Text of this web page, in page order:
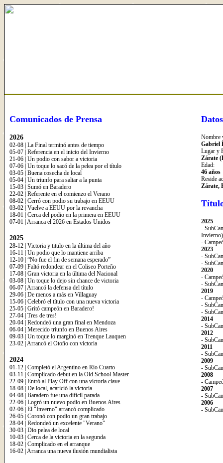
Comunicados de Prensa
2026
02-08 | La Final terminó antes de tiempo
05-07 | Referencia en el inicio del Invierno
21-06 | Un podio con sabor a victoria
07-06 | Un toque lo sacó de la pelea por el título
03-05 | Buena cosecha de local
05-04 | Un triunfo para saltar a la punta
15-03 | Sumó en Baradero
22-02 | Referente en el comienzo el Verano
08-02 | Cerró con podio su trabajo en EEUU
03-02 | Vuelve a EEUU por la revancha
18-01 | Cerca del podio en la primera en EEUU
07-01 | Arranca el 2026 en Estados Unidos
2025
28-12 | Victoria y titulo en la última del año
16-11 | Un podio que lo mantiene arriba
12-10 | “No fue el fin de semana esperado”
07-09 | Faltó redondear en el Coliseo Porteño
17-08 | Gran victoria en la última del Nacional
03-08 | Un toque lo dejo sin chance de victoria
06-07 | Arrancó la defensa del título
29-06 | De menos a más en Villaguay
15-06 | Celebró el título con una nueva victoria
25-05 | Gritó campeón en Baradero!
27-04 | Tres de tres!
20-04 | Redondeó una gran final en Mendoza
06-04 | Merecido triunfo en Buenos Aires
09-03 | Un toque lo marginó en Trenque Lauquen
23-02 | Arrancó el Otoño con victoria
2024
01-12 | Completó el Argentino en Río Cuarto
03-11 | Complicado debut en la Old School Master
22-09 | Entró al Play Off con una victoria clave
18-08 | De local, acarició la victoria
04-08 | Baradero fue una difícil parada
22-06 | Logró un nuevo podio en Buenos Aires
02-06 | El "Inverno" arrancó complicado
26-05 | Coronó con podio un gran trabajo
28-04 | Redondeó un excelente "Verano"
30-03 | Dio pelea de local
10-03 | Cerca de la victoria en la segunda
18-02 | Complicado en el arranque
16-02 | Arranca una nueva ilusión mundialista
Nombre
Gabriel
Lugar y
Zárate
Edad:
46 años
Reside
Zárate,
2025
-
Invierno)
-
2023
-
-
2020
-
-
2019
-
-
-
2014
-
2012
-
2011
-
2009
-
2008
-
2007
-
2006
-